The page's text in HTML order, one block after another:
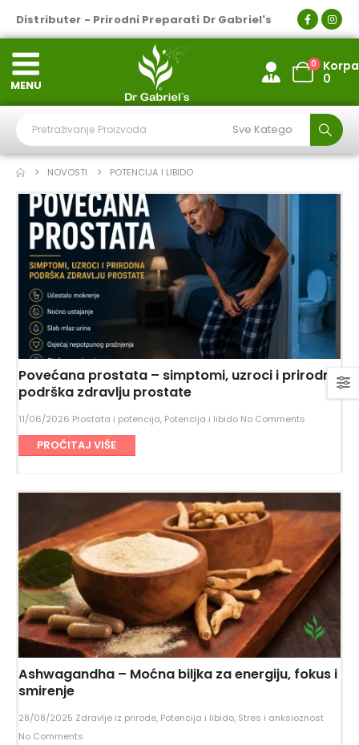
Distributer - Prirodni Preparati Dr Gabriel's
MENU
0
Korpa
0
NOVOSTI POTENCIJA I LIBIDO
Povećana prostata – simptomi, uzroci i prirodna
podrška zdravlju prostate
11/06/2026 Prostata i potencija, Potencija i libido No Comments
PROČITAJ VIŠE
Ashwagandha – Moćna biljka za energiju, fokus i
smirenje
28/08/2025 Zdravlje iz prirode, Potencija i libido, Stres i anksioznost
No Comments